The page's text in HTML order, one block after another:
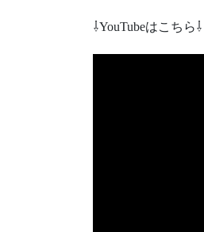
⇩YouTubeはこちら⇩